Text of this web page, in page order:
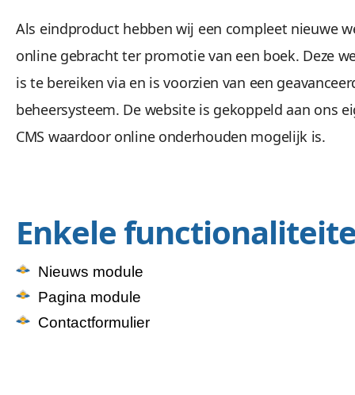
Als eindproduct hebben wij een compleet nieuwe
online gebracht ter promotie van een boek. Deze
is te bereiken via en is voorzien van een
beheersysteem. De website is gekoppeld aan ons
CMS waardoor online onderhouden mogelijk is.
Enkele
Nieuws module
Pagina module
Contactformulier